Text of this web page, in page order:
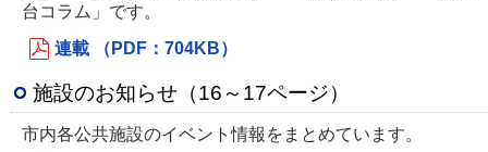
台コラム」です。
連載 （PDF：704KB）
施設のお知らせ（16～17ページ）
市内各公共施設のイベント情報をまとめています。